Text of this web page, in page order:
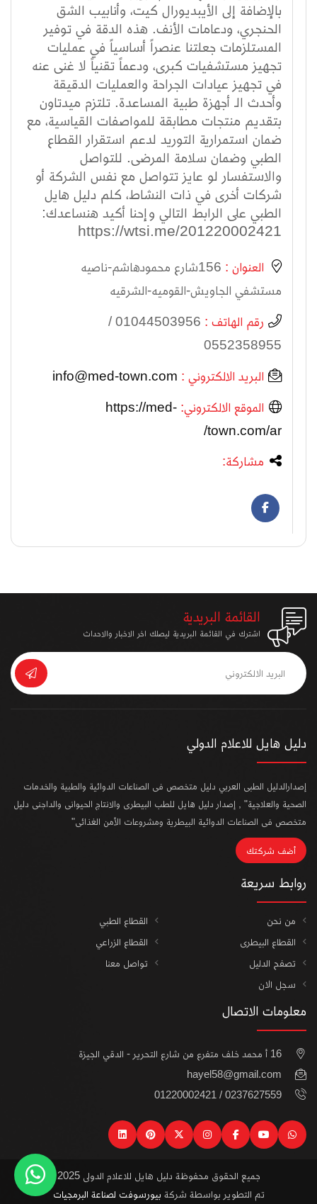
بالإضافة إلى الأيبديورال كيت، وأنابيب الشق
الحنجري، ودعامات الأنف. هذه الدقة في توفير
المستلزمات جعلتنا عنصراً أساسياً في عمليات
تجهيز مستشفيات كبرى، ودعماً تقنياً لا غنى عنه
في تجهيز عيادات الجراحة والعمليات الدقيقة
وأحدث الـ أجهزة طبية المساعدة. تلتزم ميدتاون
بتقديم منتجات مطابقة للمواصفات القياسية، مع
ضمان استمرارية التوريد لدعم استقرار القطاع
الطبي وضمان سلامة المرضى. للتواصل
والاستفسار لو عايز تتواصل مع نفس الشركة أو
شركات أخرى في ذات النشاط، كلم دليل هايل
الطبي على الرابط التالي وإحنا أكيد هنساعدك:
https://wtsi.me/201220002421
العنوان :
156شارع محمودهاشم-ناصيه
مستشفي الجاويش-القوميه-الشرقيه
رقم الهاتف :
01044503956 /
0552358955
البريد الالكتروني : info@med-town.com
الموقع الالكتروني: https://med-
town.com/ar/
مشاركة:
القائمة البريدية
اشترك في القائمة البريدية ليصلك اخر الاخبار والاحداث
دليل هايل للاعلام الدولي
إصدارالدليل الطبى العربي دليل متخصص فى الصناعات الدوائية والطبية والخدمات
الصحية والعلاجية" , إصدار دليل هايل للطب البيطرى والانتاج الحيوانى والداجنى دليل
متخصص فى الصناعات الدوائية البيطرية ومشروعات الأمن الغذائى"
أضف شركتك
روابط سريعة
من نحن
القطاع الطبي
القطاع البيطرى
القطاع الزراعي
تصفح الدليل
تواصل معنا
سجل الان
معلومات الاتصال
16 أ محمد خلف متفرع من شارع التحرير - الدقي الجيزة
hayel58@gmail.com
0237627559 / 01220002421
watsapp
youtube
facebook
instagram
x
pinterest
linkedin
جميع الحقوق محفوظة دليل هايل للاعلام الدولى 2025
تم التطوير بواسطة شركة بيورسوفت لصناعة البرمجيات